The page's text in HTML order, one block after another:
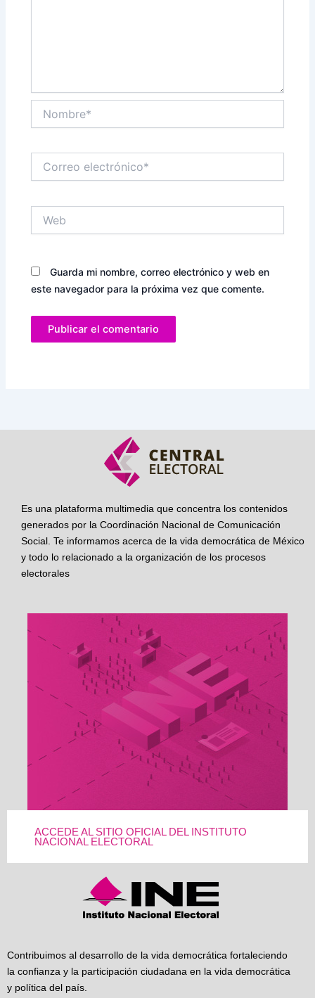
electrónico*
Guarda mi nombre, correo electrónico y web en
este navegador para la próxima vez que comente.
Es una plataforma multimedia que concentra los contenidos
generados por la Coordinación Nacional de Comunicación
Social. Te informamos acerca de la vida democrática de México
y todo lo relacionado a la organización de los procesos
electorales
ACCEDE AL SITIO OFICIAL DEL INSTITUTO
NACIONAL ELECTORAL
Contribuimos al desarrollo de la vida democrática fortaleciendo
la confianza y la participación ciudadana en la vida democrática
y política del país.